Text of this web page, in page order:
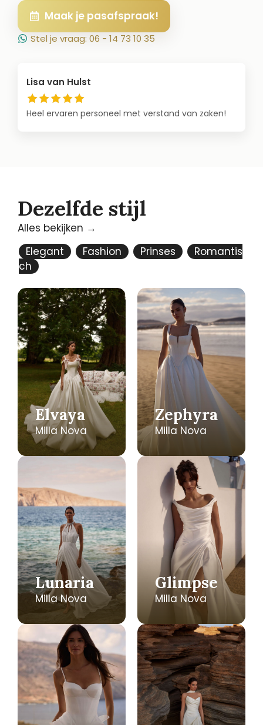
Maak je pasafspraak!
Stel je vraag: 06 - 14 73 10 35
Lisa van Hulst
Heel ervaren personeel met verstand van zaken!
Dezelfde stijl
Alles bekijken →
Elegant
Fashion Prinses
Romantis
ch
Elvaya
Milla Nova
Zephyra
Milla Nova
Lunaria
Milla Nova
Glimpse
Milla Nova